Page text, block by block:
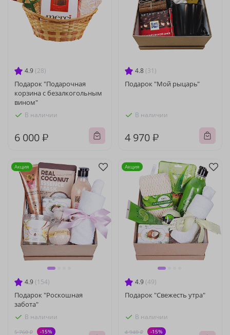
4.9 (28)
Подарок "Подарочная
корзина с безалкогольным
вином"
В наличии
6 000 ₽
4.8 (31)
Подарок "Мой рыцарь"
В наличии
4 970 ₽
4.9 (154)
Подарок "Роскошная
забота"
В наличии
5 760 ₽ -15%
Акция
4.9 (49)
Подарок "Свежесть утра"
В наличии
4 940 ₽ -15%
Акция